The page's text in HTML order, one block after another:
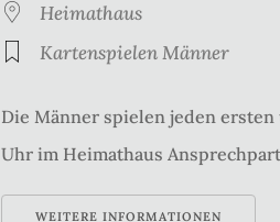
Heimathaus
Kartenspielen Männer
Die Männer spielen jeden
Uhr im Heimathaus
WEITERE INFORMATIONEN